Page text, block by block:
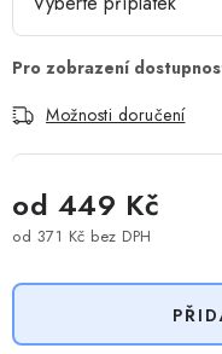
Možnosti doručení
od 449 Kč
od 371 Kč bez DPH